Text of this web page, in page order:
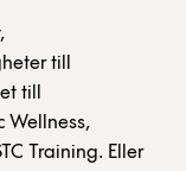
till
till
Wellness,
Training. Eller